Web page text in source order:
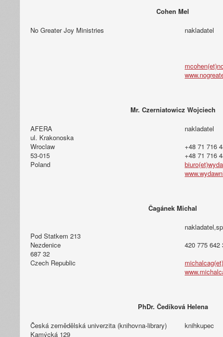
Cohen Mel
No Greater Joy Ministries
nakladatel
Mr. Czerniatowicz Wojciech
AFERA
ul. Krakonoska
Wroclaw
53-015
Poland
nakladatel
+48 71 716
+48 71 716
Čagánek Michal
Pod Statkem 213
Nezdenice
687 32
Czech Republic
420 775 642
PhDr. Čedíková Helena
Česká zemědělská univerzita (knihovna-library)
Kamýcká 129
knihkupec